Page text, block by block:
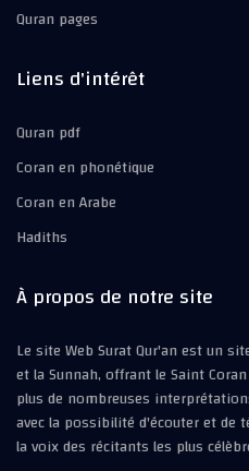
Quran pages
Liens d'intérêt
Quran pdf
Coran en phonétique
Coran en Arabe
Hadiths
À propos de notre site
Le site Web Surat Qur'an est un
et la Sunnah, offrant le Saint
plus de nombreuses
avec la possibilité d'écouter et de
la voix des récitants les plus